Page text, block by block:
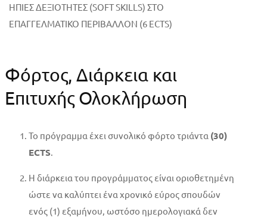
ΗΠΙΕΣ ΔΕΞΙΟΤΗΤΕΣ (SOFT SKILLS) ΣΤΟ
ΕΠΑΓΓΕΛΜΑΤΙΚΟ ΠΕΡΙΒΑΛΛΟΝ (6 ECTS)
Φόρτος, Διάρκεια και
Επιτυχής Ολοκλήρωση
Το πρόγραμμα έχει συνολικό φόρτο τριάντα (30)
ECTS.
Η διάρκεια του προγράμματος είναι οριοθετημένη
ώστε να καλύπτει ένα χρονικό εύρος σπουδών
ενός (1) εξαμήνου, ωστόσο ημερολογιακά δεν